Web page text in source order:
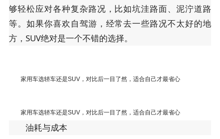
够轻松应对各种复杂路况，比如坑洼路面、泥泞道路
等。如果你喜欢自驾游，经常去一些路况不太好的地
方，SUV绝对是一个不错的选择。
家用车选轿车还是SUV，对比后一目了然，适合自己才最省心
家用车选轿车还是SUV，对比后一目了然，适合自己才最省心
油耗与成本